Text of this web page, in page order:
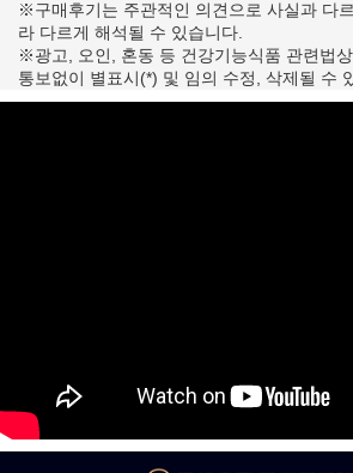
※구매후기는 주관적인 의견으로 사실과 다
라 다르게 해석될 수 있습니다.
※광고, 오인, 혼동 등 건강기능식품 관련법
통보없이 별표시(*) 및 임의 수정, 삭제될 수